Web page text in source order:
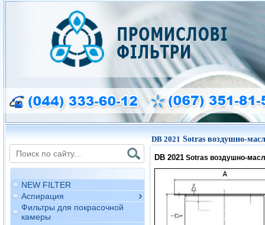
NEW FILTER
Аспирация
Фильтры для покрасочной
камеры
DB 2021 Sotras воздушно-
DB 2021Sotras воздушно-